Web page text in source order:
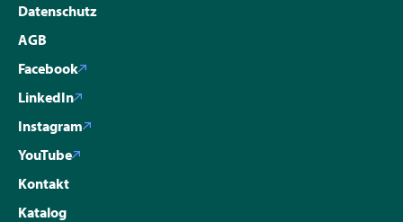
Datenschutz
AGB
Facebook
LinkedIn
Instagram
YouTube
Kontakt
Katalog